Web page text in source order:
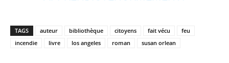
TAGS auteur bibliothèque citoyens fait vécu
feu
incendie
livre los angeles roman susan orlean